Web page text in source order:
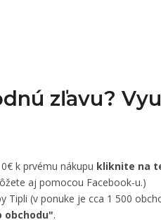
zľavu?
k prvému nákupu kliknite na
aj pomocou Facebook-u.)
Tipli (v ponuke je cca 1 500
obchodu".